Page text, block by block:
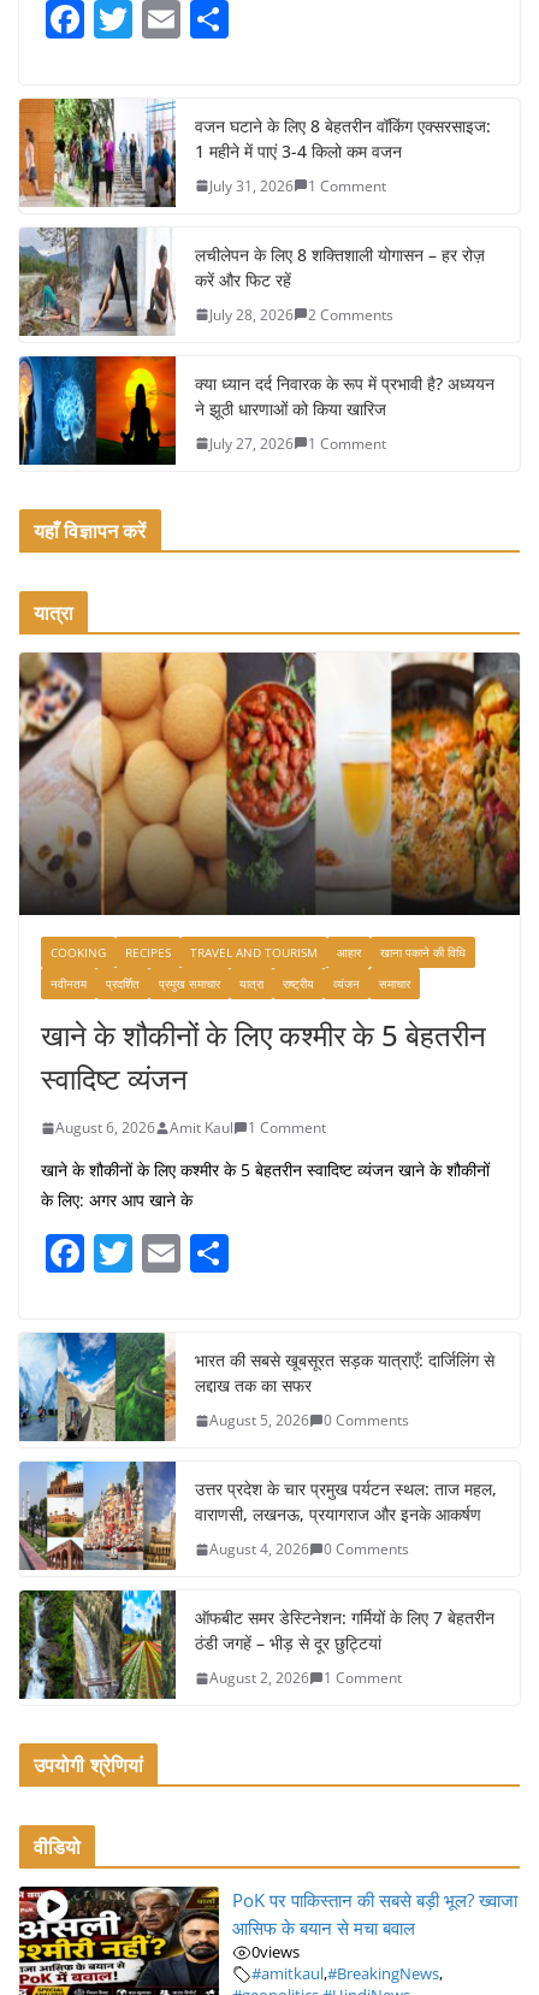
F
c
e
b
o
o
k
T
itt
er
E
e
वजन घटाने के लिए 8 बेहतरीन वॉकिंग एक्सरसाइज:
1 महीने में पाएं 3-4 किलो कम वजन
July 31, 2026 1 Comment
लचीलेपन के लिए 8 शक्तिशाली योगासन – हर रोज़
करें और फिट रहें
July 28, 2026 2 Comments
क्या ध्यान दर्द निवारक के रूप में प्रभावी है? अध्ययन
ने झूठी धारणाओं को किया खारिज
July 27, 2026 1 Comment
यहाँ विज्ञापन करें
यात्रा
COOKING RECIPES TRAVEL AND TOURISM आहार
खाना पकाने की विधि
नवीनतम
प्रदर्शित प्रमुख समाचार यात्रा राष्ट्रीय व्यंजन समाचार
खाने के शौकीनों के लिए कश्मीर के 5 बेहतरीन
स्वादिष्ट व्यंजन
August 6, 2026 Amit Kaul 1 Comment
खाने के शौकीनों के लिए कश्मीर के 5 बेहतरीन स्वादिष्ट व्यंजन खाने के शौकीनों
के लिए: अगर आप खाने के
F
c
e
b
o
o
k
T
itt
er
E
e
भारत की सबसे खूबसूरत सड़क यात्राएँ: दार्जिलिंग से
लद्दाख तक का सफर
August 5, 2026 0 Comments
उत्तर प्रदेश के चार प्रमुख पर्यटन स्थल: ताज महल,
वाराणसी, लखनऊ, प्रयागराज और इनके आकर्षण
August 4, 2026 0 Comments
ऑफबीट समर डेस्टिनेशन: गर्मियों के लिए 7 बेहतरीन
ठंडी जगहें – भीड़ से दूर छुट्टियां
August 2, 2026 1 Comment
उपयोगी श्रेणियां
वीडियो
PoK पर पाकिस्तान की सबसे बड़ी भूल? ख्वाजा
आसिफ के बयान से मचा बवाल
0views
#amitkaul,#BreakingNews,